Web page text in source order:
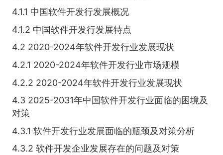
4.1.1 中国软件开发行发展概况
4.1.2 中国软件开发行发展特点
4.2 2020-2024年软件开发行业发展现状
4.2.1 2020-2024年软件开发行业市场规模
4.2.2 2020-2024年软件开发行业发展现状
4.3 2025-2031年中国软件开发行业面临的困境及
对策
4.3.1 软件开发行业发展面临的瓶颈及对策分析
4.3.2 软件开发企业发展存在的问题及对策